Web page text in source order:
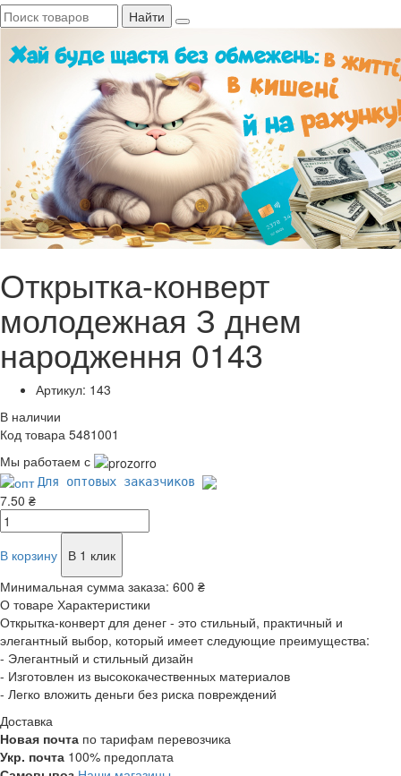
Найти
Открытка-конверт
молодежная З днем
народження 0143
Артикул: 143
В наличии
Код товара 5481001
Мы работаем с
Для оптовых заказчиков
7.50 ₴
В корзину
В 1 клик
Минимальная сумма заказа: 600 ₴
О товаре Характеристики
Открытка-конверт для денег - это стильный, практичный и
элегантный выбор, который имеет следующие преимущества:
- Элегантный и стильный дизайн
- Изготовлен из высококачественных материалов
- Легко вложить деньги без риска повреждений
Доставка
Новая почта по тарифам перевозчика
Укр. почта 100% предоплата